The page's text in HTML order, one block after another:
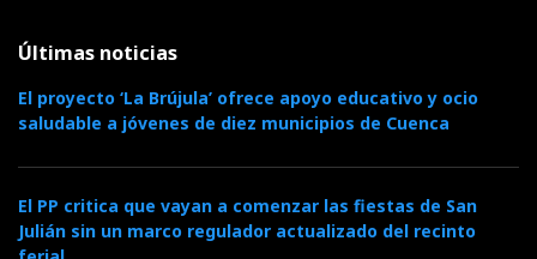
Últimas noticias
El proyecto ‘La Brújula’ ofrece apoyo educativo y ocio
saludable a jóvenes de diez municipios de Cuenca
El PP critica que vayan a comenzar las fiestas de San
Julián sin un marco regulador actualizado del recinto